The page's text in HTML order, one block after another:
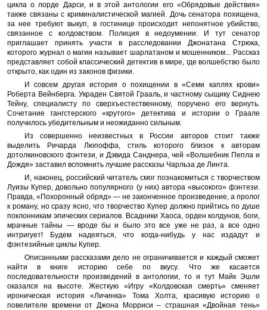
цикла о лорде Дарси, и в этой антологии его «Обрядовые действия»
также связаны с криминалистической магией. Дочь сенатора похищена,
за нее требуют выкуп, в гостинице происходит непонятное убийство,
связанное с колдовством. Полиция в недоумении. И тут сенатор
приглашает принять участи в расследовании Джонатана Стрюка,
которого журнал о магии называет шарлатаном и мошенником... Рассказ
представляет собой классический детектив в мире, где волшебство было
открыто, как один из законов физики.
И совсем другая история о похищении в «Семи каплях крови»
Роберта Вейнберга. Украден Святой Грааль, и частному сыщику Сиднею
Тейну, специалисту по сверхъестественному, поручено его вернуть.
Сочетание гангстерского «крутого» детектива и истории о Граале
получилось убедительным и неожиданно сильным.
Из совершенно неизвестных в России авторов стоит также
выделить Ричарда Люпоффа, стиль которого близок к авторам
дотолкиновского фэнтези, и Дэвида Санднера, чей «Волшебник Пепла и
Дождя» заставил вспомнить лучшие рассказы Чарльза де Линта.
И, наконец, российский читатель смог познакомиться с творчеством
Луизы Купер, довольно популярного (у них) автора «высокого» фэнтези.
Правда, «Похоронный обряд» — не законченное произведение, а пролог
к роману, но сразу ясно, что творчество Купер должно прийтись по душе
поклонникам эпических сериалов. Всадники Хаоса, орден колдунов, боги,
мрачные тайны — вроде бы и было это все уже не раз, а все одно
интригует! Будем надеяться, что когда-нибудь у нас издадут и
фэнтезийные циклы Купер.
Описанными рассказами дело не ограничивается и каждый сможет
найти в книге историю себе по вкусу. Что же касается
последовательности произведений в антологии, то и тут Майк Эшли
оказался на высоте. Жесткую «Игру «Колдовская смерть» сменяет
ироническая история «Личинка» Тома Холта, красивую историю о
повелителе времени от Джона Морриси – страшная «Двойная тень»